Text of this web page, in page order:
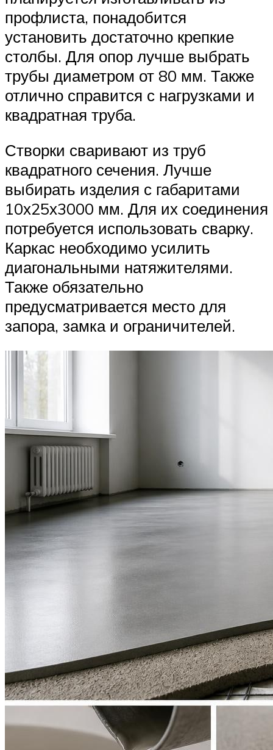
профлиста, понадобится
установить достаточно крепкие
столбы. Для опор лучше выбрать
трубы диаметром от 80 мм. Также
отлично справится с нагрузками и
квадратная труба.
Створки сваривают из труб
квадратного сечения. Лучше
выбирать изделия с габаритами
10х25х3000 мм. Для их соединения
потребуется использовать сварку.
Каркас необходимо усилить
диагональными натяжителями.
Также обязательно
предусматривается место для
запора, замка и ограничителей.